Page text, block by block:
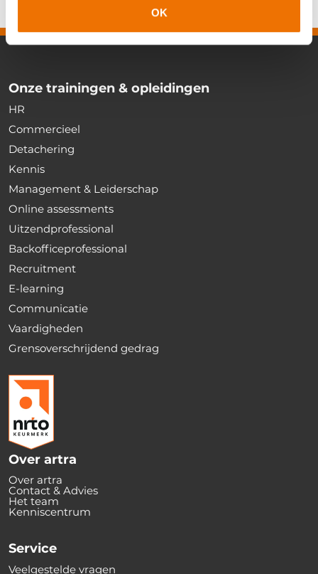
OK
Onze trainingen & opleidingen
HR
Commercieel
Detachering
Kennis
Management & Leiderschap
Online assessments
Uitzendprofessional
Backofficeprofessional
Recruitment
E-learning
Communicatie
Vaardigheden
Grensoverschrijdend gedrag
Over artra
Over artra
Contact & Advies
Het team
Kenniscentrum
Service
Veelgestelde vragen